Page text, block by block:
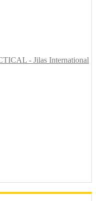
- Jilas International